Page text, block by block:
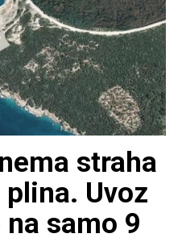
straha
Uvoz
samo 9